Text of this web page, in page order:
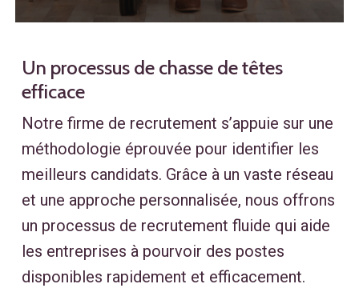
Un processus de chasse de têtes
efficace
Notre firme de recrutement s’appuie sur une
méthodologie éprouvée pour identifier les
meilleurs candidats. Grâce à un vaste réseau
et une approche personnalisée, nous offrons
un processus de recrutement fluide qui aide
les entreprises à pourvoir des postes
disponibles rapidement et efficacement.